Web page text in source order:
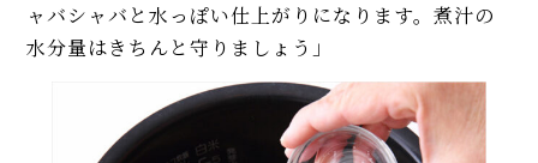
ャバシャバと水っぽい仕上がりになります。煮汁の
水分量はきちんと守りましょう」